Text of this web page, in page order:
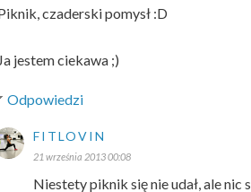
czaderski pomysł :D
jestem ciekawa ;)
Odpowiedzi
FITLOVIN
21 września 2013 00:08
Niestety piknik się nie udał, ale nic